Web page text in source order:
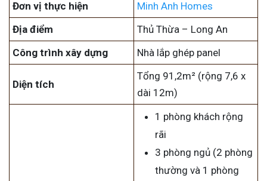
Đơn vị thực hiện
Minh Anh Homes
Địa điểm
Thủ Thừa – Long An
Công trình xây dựng
Nhà lắp ghép panel
Diện tích
Tổng 91,2m² (rộng 7,6 x
dài 12m)
1 phòng khách rộng
rãi
3 phòng ngủ (2 phòng
thường và 1 phòng